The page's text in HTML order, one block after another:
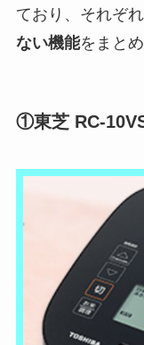
ており、それぞれ
ない機能をまと
①東芝 RC-